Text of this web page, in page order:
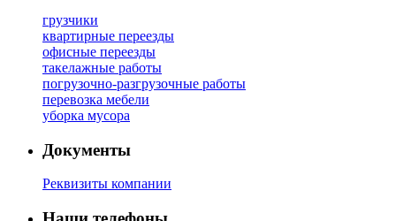
грузчики
квартирные переезды
офисные переезды
такелажные работы
погрузочно-разгрузочные работы
перевозка мебели
уборка мусора
Документы
Реквизиты компании